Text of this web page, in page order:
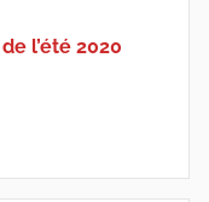
l’été 2020